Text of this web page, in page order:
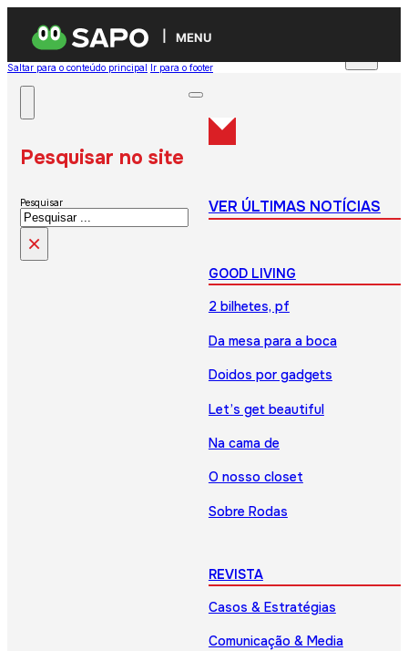
MENU
Saltar para o conteúdo principal Ir para o footer
Pesquisar no site
Pesquisar
×
VER ÚLTIMAS NOTÍCIAS
GOOD LIVING
2 bilhetes, pf
Da mesa para a boca
Doidos por gadgets
Let’s get beautiful
Na cama de
O nosso closet
Sobre Rodas
REVISTA
Casos & Estratégias
Comunicação & Media